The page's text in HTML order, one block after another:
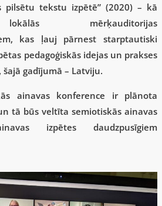
pilsētu tekstu izpētē” (2020) – kā
mērķauditorijas
kas ļauj pārnest starptautiski
pedagoģiskās idejas un prakses
šajā gadījumā – Latviju.
ainavas konference ir plānota
tā būs veltīta semiotiskās ainavas
izpētes daudzpusīgiem